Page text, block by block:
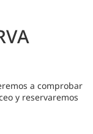
a comprobar
y reservaremos